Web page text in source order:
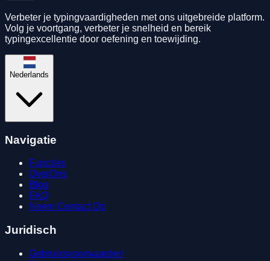
Verbeter je typingvaardigheden met ons uitgebreide platform.
Volg je voortgang, verbeter je snelheid en bereik
typingexcellentie door oefening en toewijding.
Nederlands
Navigatie
Functies
OverOns
Blog
FAQ
Neem Contact Op
Juridisch
Gebruiksvoorwaarden